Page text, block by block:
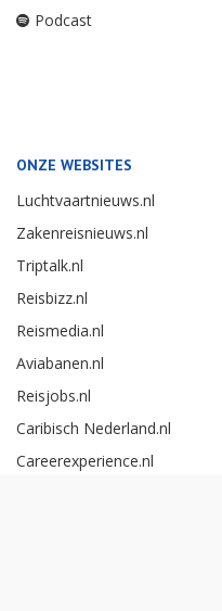
Podcast
ONZE WEBSITES
Luchtvaartnieuws.nl
Zakenreisnieuws.nl
Triptalk.nl
Reisbizz.nl
Reismedia.nl
Aviabanen.nl
Reisjobs.nl
Caribisch Nederland.nl
Careerexperience.nl